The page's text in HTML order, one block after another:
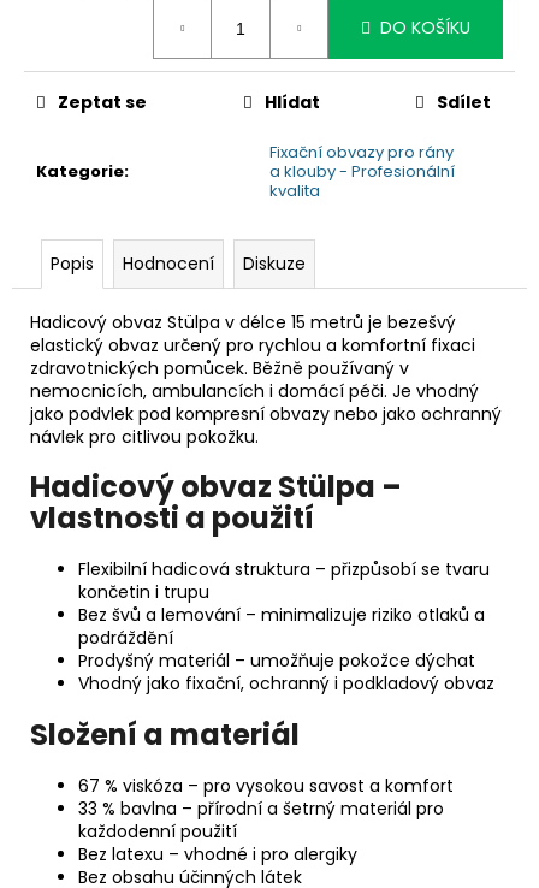
DO KOŠÍKU
Kategorie:
Fixační obvazy pro rány
a klouby - Profesionální
kvalita
Zeptat se Hlídat Sdílet
Popis Hodnocení Diskuze
Hadicový obvaz Stülpa v délce 15 metrů je bezešvý
elastický obvaz určený pro rychlou a komfortní fixaci
zdravotnických pomůcek. Běžně používaný v
nemocnicích, ambulancích i domácí péči. Je vhodný
jako podvlek pod kompresní obvazy nebo jako ochranný
návlek pro citlivou pokožku.
Hadicový obvaz Stülpa –
vlastnosti a použití
Flexibilní hadicová struktura – přizpůsobí se tvaru
končetin i trupu
Bez švů a lemování – minimalizuje riziko otlaků a
podráždění
Prodyšný materiál – umožňuje pokožce dýchat
Vhodný jako fixační, ochranný i podkladový obvaz
Složení a materiál
67 % viskóza – pro vysokou savost a komfort
33 % bavlna – přírodní a šetrný materiál pro
každodenní použití
Bez latexu – vhodné i pro alergiky
Bez obsahu účinných látek